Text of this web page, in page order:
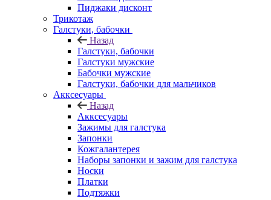
Пиджаки дисконт
Трикотаж
Галстуки, бабочки
Назад
Галстуки, бабочки
Галстуки мужские
Бабочки мужские
Галстуки, бабочки для мальчиков
Акксесуары
Назад
Акксесуары
Зажимы для галстука
Запонки
Кожгалантерея
Наборы запонки и зажим для галстука
Носки
Платки
Подтяжки